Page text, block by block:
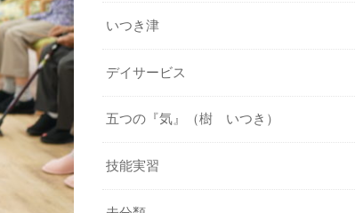
いつき津
デイサービス
五つの『気』（樹 いつき）
技能実習